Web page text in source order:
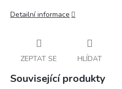
Detailní informace
ZEPTAT SE HLÍDAT
Související produkty